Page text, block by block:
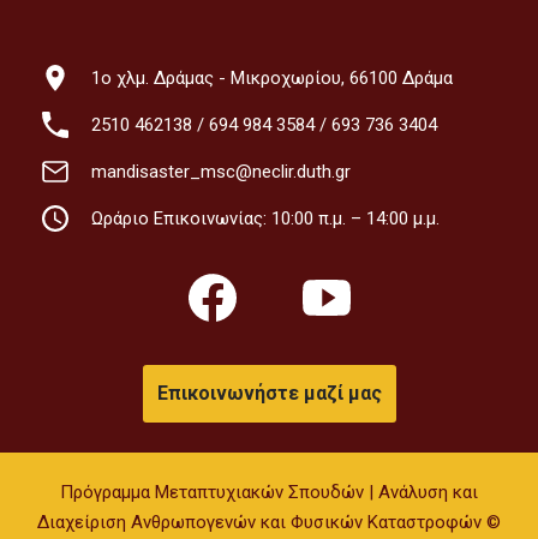
1ο χλμ. Δράμας - Μικροχωρίου, 66100 Δράμα
2510 462138 / 694 984 3584/ 693 736 3404
mandisaster_msc@neclir.duth.gr
Ωράριο Επικοινωνίας: 10:00 π.μ. – 14:00 μ.μ.
Επικοινωνήστε μαζί μας
Πρόγραμμα Μεταπτυχιακών Σπουδών | Ανάλυση και
Διαχείριση Ανθρωπογενών και Φυσικών Καταστροφών ©